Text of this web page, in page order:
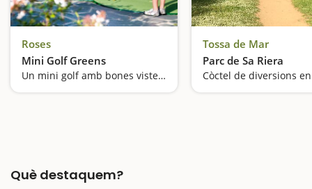
Roses
Mini Golf Greens
Un mini golf amb bones vistes sobre el mar i ambientat en un jardí tropical
Tossa de Mar
Parc de Sa Riera
Què destaquem?